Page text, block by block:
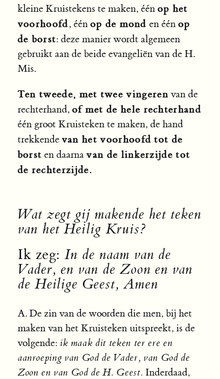
kleine Kruistekens te maken, één op het
voorhoofd, één op de mond en één op
de borst: deze manier wordt algemeen
gebruikt aan de beide evangeliën van de H.
Mis.
Ten tweede, met twee vingeren van de
rechterhand, of met de hele rechterhand
één groot Kruisteken te maken, de hand
trekkende van het voorhoofd tot de
borst en daarnavan de linkerzijde tot
de rechterzijde.
Wat zegt gij makende het teken
van het Heilig Kruis?
Ik zeg:In de naam van de
Vader, en van de Zoon en van
de Heilige Geest, Amen
A. De zin van de woorden die men, bij het
maken van het Kruisteken uitspreekt, is de
volgende: ik maak dit teken ter ere en
aanroeping van God de Vader, van God de
Zoon en van God de H. Geest. Inderdaad,